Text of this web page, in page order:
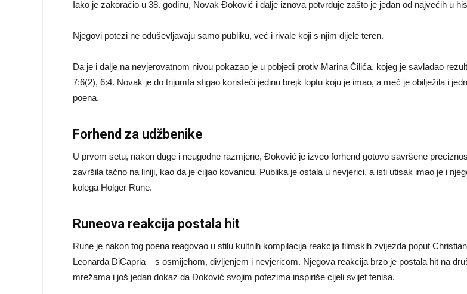
Iako je zakoračio u 38. godinu, Novak Đoković i dalje iznova potvrđuje zašto je jedan od najvećih u
Njegovi potezi ne oduševljavaju samo publiku, već i rivale koji s njim dijele teren.
Da je i dalje na nevjerovatnom nivou pokazao je u pobjedi protiv Marina Čilića, kojeg je savladao
7:6(2), 6:4. Novak je do trijumfa stigao koristeći jedinu brejk loptu koju je imao, a meč je obilježila i
poena.
Forhend za udžbenike
U prvom setu, nakon duge i neugodne razmjene, Đoković je izveo forhend gotovo savršene
završila tačno na liniji, kao da je ciljao kovanicu. Publika je ostala u nevjerici, a isti utisak imao je i
kolega Holger Rune.
Runeova reakcija postala hit
Rune je nakon tog poena reagovao u stilu kultnih kompilacija reakcija filmskih zvijezda poput
Leonarda DiCapria – s osmijehom, divljenjem i nevjericom. Njegova reakcija brzo je postala hit na
mrežama i još jedan dokaz da Đoković svojim potezima inspiriše cijeli svijet tenisa.